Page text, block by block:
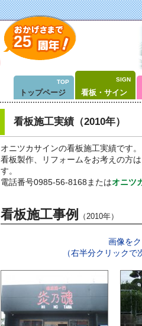
25
トップページ
TOP
看板・サイン
SIGN
看板施工実績（2010年）
オニツカサインの看板施工実績です。
看板製作、リフォームをお考えの方
す。
電話番号0985-56-8168またはオニツ
看板施工事例 （2010年）
画像を
（右半分クリックで